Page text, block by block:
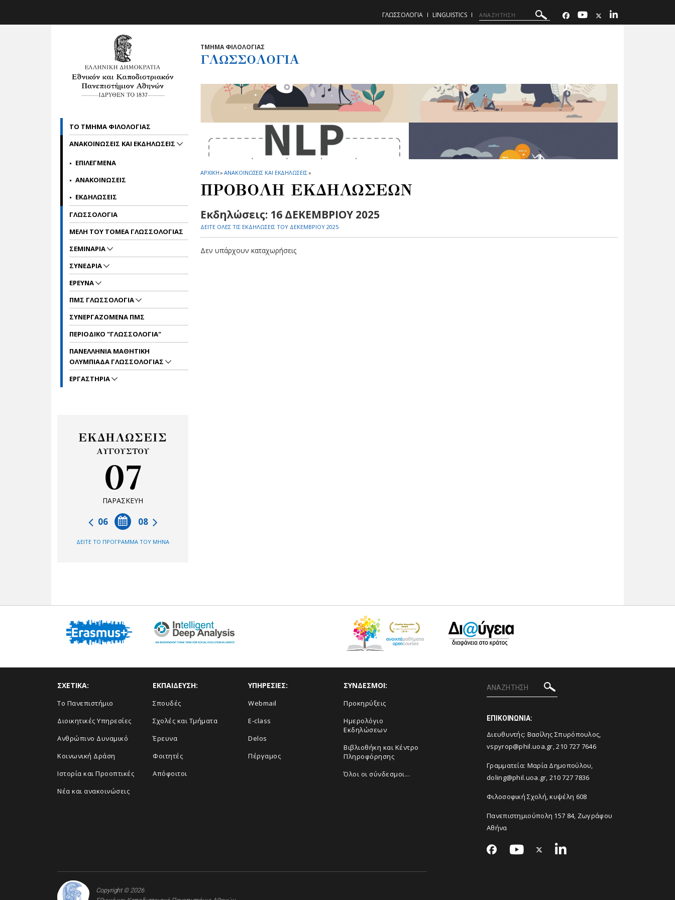
ΓΛΩΣΣΟΛΟΓΙΑ LINGUISTICS
ΤΜΗΜΑ ΦΙΛΟΛΟΓΙΑΣ
ΓΛΩΣΣΟΛΟΓΙΑ
ΑΡΧΙΚΗ» ΑΝΑΚΟΙΝΩΣΕΙΣ ΚΑΙ ΕΚΔΗΛΩΣΕΙΣ»
ΠΡΟΒΟΛΗ ΕΚΔΗΛΩΣΕΩΝ
Εκδηλώσεις: 16 ΔΕΚΕΜΒΡΙΟΥ 2025
ΔΕΙΤΕ ΟΛΕΣ ΤΙΣ ΕΚΔΗΛΩΣΕΙΣ ΤΟΥ ΔΕΚΕΜΒΡΙΟΥ 2025
Δεν υπάρχουν καταχωρήσεις
ΤΟ ΤΜΗΜΑ ΦΙΛΟΛΟΓΙΑΣ
ΑΝΑΚΟΙΝΩΣΕΙΣ ΚΑΙ ΕΚΔΗΛΩΣΕΙΣ
ΕΠΙΛΕΓΜΕΝΑ
ΑΝΑΚΟΙΝΩΣΕΙΣ
ΕΚΔΗΛΩΣΕΙΣ
ΓΛΩΣΣΟΛΟΓΙΑ
ΜΕΛΗ ΤΟΥ ΤΟΜΕΑ ΓΛΩΣΣΟΛΟΓΙΑΣ
ΣΕΜΙΝΑΡΙΑ
ΣΥΝΕΔΡΙΑ
ΕΡΕΥΝΑ
ΠΜΣ ΓΛΩΣΣΟΛΟΓΙΑ
ΣΥΝΕΡΓΑΖΟΜΕΝΑ ΠΜΣ
ΠΕΡΙΟΔΙΚΟ "ΓΛΩΣΣΟΛΟΓΙΑ"
ΠΑΝΕΛΛΗΝΙΑ ΜΑΘΗΤΙΚΗ
ΟΛΥΜΠΙΑΔΑ ΓΛΩΣΣΟΛΟΓΙΑΣ
ΕΡΓΑΣΤΗΡΙΑ
ΕΚΔΗΛΩΣΕΙΣ
ΑΥΓΟΥΣΤΟΥ
07
ΠΑΡΑΣΚΕΥΗ
08
06
ΔΕΙΤΕ ΤΟ ΠΡΟΓΡΑΜΜΑ ΤΟΥ ΜΗΝΑ
ΣΧΕΤΙΚΑ:
Το Πανεπιστήμιο
Διοικητικές Υπηρεσίες
Ανθρώπινο Δυναμικό
Κοινωνική Δράση
Ιστορία και Προοπτικές
Νέα και ανακοινώσεις
ΕΚΠΑΙΔΕΥΣΗ:
Σπουδές
Σχολές και Τμήματα
Έρευνα
Φοιτητές
Απόφοιτοι
ΥΠΗΡΕΣΙΕΣ:
Webmail
E-class
Delos
Πέργαμος
ΣΥΝΔΕΣΜΟΙ:
Προκηρύξεις
Ημερολόγιο
Εκδηλώσεων
Βιβλιοθήκη και Κέντρο
Πληροφόρησης
Όλοι οι σύνδεσμοι...
ΕΠΙΚΟΙΝΩΝΙΑ:
Διευθυντής: Βασίλης Σπυρόπουλος,
vspyrop@phil.uoa.gr, 210 727 7646
Γραμματεία: Μαρία Δημοπούλου,
doling@phil.uoa.gr, 210 727 7836
Φιλοσοφική Σχολή, κυψέλη 608
Πανεπιστημιούπολη 157 84, Ζωγράφου
Αθήνα
Copyright © 2026